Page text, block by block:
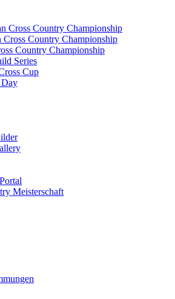
Cross Country Championship
Country Championship
Country Championship
Series
Cup
Day
Meisterschaft